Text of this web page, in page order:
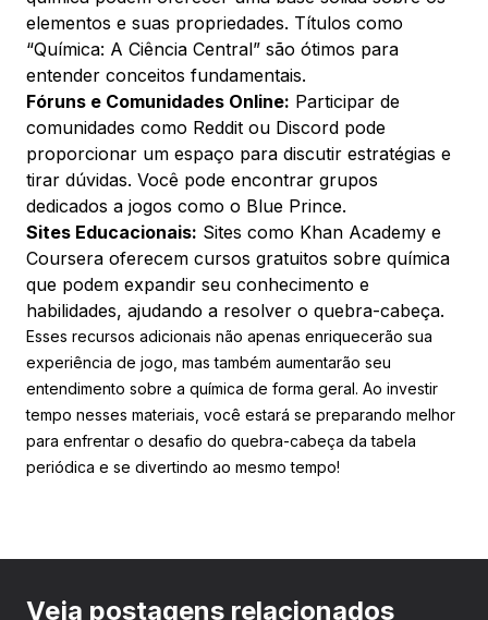
elementos e suas propriedades. Títulos como
“Química: A Ciência Central” são ótimos para
entender conceitos fundamentais.
Fóruns e Comunidades Online: Participar de
comunidades como Reddit ou Discord pode
proporcionar um espaço para discutir estratégias e
tirar dúvidas. Você pode encontrar grupos
dedicados a jogos como o Blue Prince.
Sites Educacionais: Sites como Khan Academy e
Coursera oferecem cursos gratuitos sobre química
que podem expandir seu conhecimento e
habilidades, ajudando a resolver o quebra-cabeça.
Esses recursos adicionais não apenas enriquecerão sua
experiência de jogo, mas também aumentarão seu
entendimento sobre a química de forma geral. Ao investir
tempo nesses materiais, você estará se preparando melhor
para enfrentar o desafio do quebra-cabeça da tabela
periódica e se divertindo ao mesmo tempo!
Veja postagens relacionados